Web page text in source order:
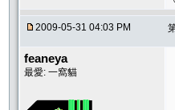
2009-05-31 04:03 PM
feaneya
最愛: 一窩貓